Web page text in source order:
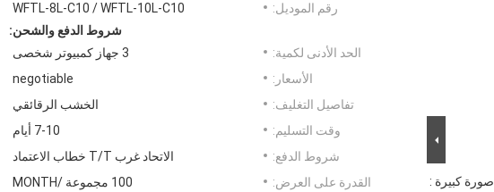
صورة كبيرة :
رقم الموديل:
WFTL-8L-C10 / WFTL-10L-C10
شروط الدفع والشحن:
الحد الأدنى لكمية:
3 جهاز كمبيوتر شخصى
الأسعار:
negotiable
تفاصيل التغليف:
الخشب الرقائقي
وقت التسليم:
7-10 أيام
شروط الدفع:
الاتحاد غرب T/T خطاب الاعتماد
القدرة على العرض:
100 مجموعة /MONTH